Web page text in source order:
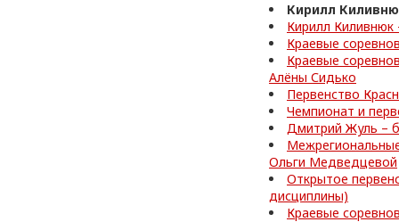
Кирилл
Кирилл Киливнюк
Краевые
Краевые
Алёны Сидько
Первенство
Чемпионат и
Дмитрий Жуль –
Ольги Медведцевой
Открытое
дисциплины)
Краевые